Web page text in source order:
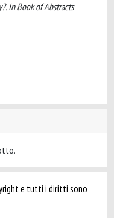
In Book of Abstracts
e tutti i diritti sono